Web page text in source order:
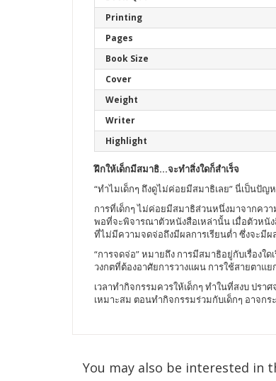
Printing
Pages
Book Size
Cover
Weight
Writer
Highlight
ฝึกให้เด็กมีสมาธิ…จะทำสิ่งใดก็สำเร็จ
“ทำไมเด็กๆ ถึงดูไม่ค่อยมีสมาธิเลย” นี่เป็นปัญ
การที่เด็กๆ ไม่ค่อยมีสมาธิส่วนหนึ่งมาจากคว
พอที่จะพิจารณาตัวหนังสือเหล่านั้น เมื่อตัวหนั
ที่ไม่มีความจดจ่อถึงมีผลการเรียนต่ำ ซึ่งจะมี
“การจดจ่อ” หมายถึง การมีสมาธิอยู่กับเรื่องใ
วงกตที่ต้องอาศัยการวางแผน การใช้สายตาแ
เวลาทำกิจกรรมควรให้เด็กๆ ทำในที่สงบ ปรา
เหมาะสม ตอนทำกิจกรรมร่วมกับเด็กๆ อาจก
You may also be interested in